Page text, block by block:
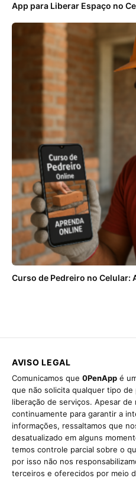
App para Liberar Espaço no
Curso de Pedreiro no Celular:
AVISO LEGAL
Comunicamos que 0PenApp é
que não solicita qualquer tipo de
liberação de serviços. Apesar
continuamente para garantir a
informações, ressaltamos que
desatualizado em alguns
temos controle parcial sobre o
por isso não nos
terceiros e oferecidos por meio